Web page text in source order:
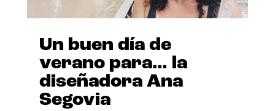
Un buen día de
verano para… la
diseñadora Ana
Segovia